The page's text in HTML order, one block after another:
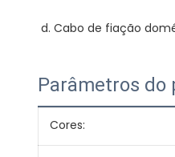
Parâmetros do
Cores: